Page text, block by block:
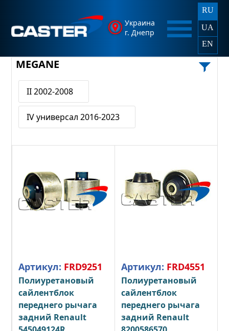
Украина
г. Днепр
RU
UA
EN
MEGANE
II 2002-2008
IV универсал 2016-2023
Артикул: FRD9251
Полиуретановый
сайлентблок
переднего рычага
задний Renault
Артикул: FRD4551
Полиуретановый
сайлентблок
переднего рычага
задний Renault